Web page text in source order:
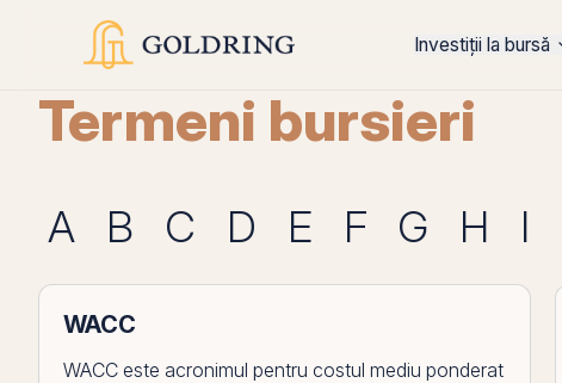
Investiții la bursă
Termeni bursieri
A B C D E F G H I
WACC
WACC este acronimul pentru costul mediu ponderat